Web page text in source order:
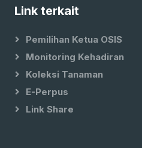
Link terkait
Pemilihan Ketua OSIS
Monitoring Kehadiran
Koleksi Tanaman
E-Perpus
Link Share